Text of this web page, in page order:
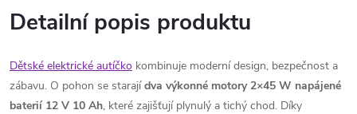
Detailní popis produktu
Dětské elektrické autíčko kombinuje moderní design, bezpečnost a
zábavu. O pohon se starajídva výkonné motory 2×45 W napájené
baterií 12 V 10 Ah, které zajišťují plynulý a tichý chod. Díky